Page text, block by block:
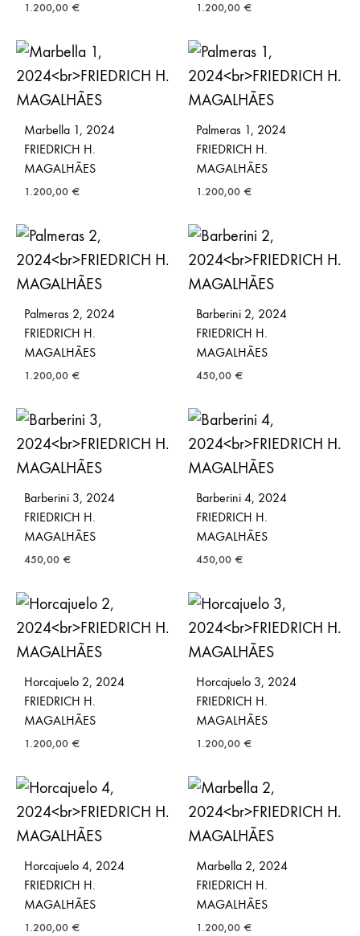
1.200,00 € 1.200,00 €
Marbella 1, 2024
FRIEDRICH H.
MAGALHÃES
1.200,00 €
Palmeras 1, 2024
FRIEDRICH H.
MAGALHÃES
1.200,00 €
Palmeras 2, 2024
FRIEDRICH H.
MAGALHÃES
1.200,00 €
Barberini 2, 2024
FRIEDRICH H.
MAGALHÃES
450,00 €
Barberini 3, 2024
FRIEDRICH H.
MAGALHÃES
450,00 €
Barberini 4, 2024
FRIEDRICH H.
MAGALHÃES
450,00 €
Horcajuelo 2, 2024
FRIEDRICH H.
MAGALHÃES
1.200,00 €
Horcajuelo 3, 2024
FRIEDRICH H.
MAGALHÃES
1.200,00 €
Horcajuelo 4, 2024
FRIEDRICH H.
MAGALHÃES
1.200,00 €
Marbella 2, 2024
FRIEDRICH H.
MAGALHÃES
1.200,00 €